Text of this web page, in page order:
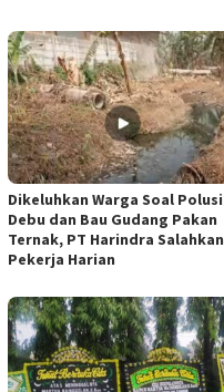
Dikeluhkan Warga Soal Polusi
Debu dan Bau Gudang Pakan
Ternak, PT Harindra Salahkan
Pekerja Harian